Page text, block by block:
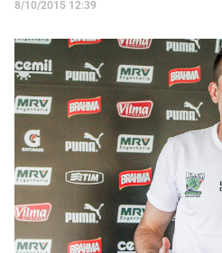
8/10/2015 12:39